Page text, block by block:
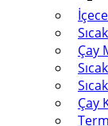
Çay
Çay